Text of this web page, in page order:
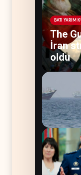
BATI YARIM
The
İran
oldu